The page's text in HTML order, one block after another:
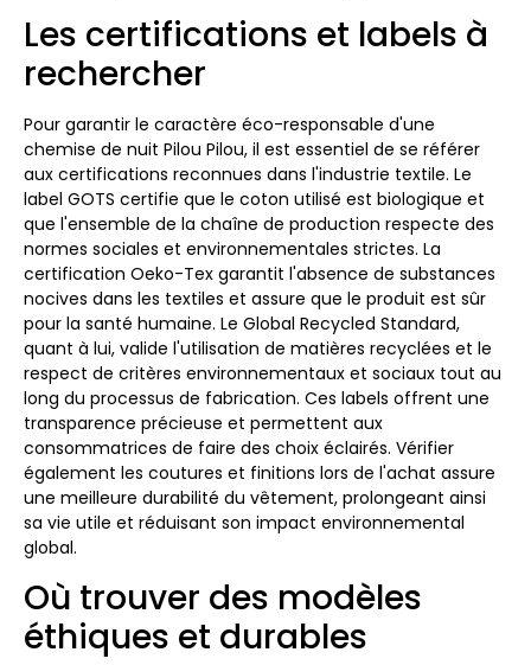
Les certifications et labels à
rechercher
Pour garantir le caractère éco-responsable d'une
chemise de nuit Pilou Pilou, il est essentiel de se référer
aux certifications reconnues dans l'industrie textile. Le
label GOTS certifie que le coton utilisé est biologique et
que l'ensemble de la chaîne de production respecte des
normes sociales et environnementales strictes. La
certification Oeko-Tex garantit l'absence de substances
nocives dans les textiles et assure que le produit est sûr
pour la santé humaine. Le Global Recycled Standard,
quant à lui, valide l'utilisation de matières recyclées et le
respect de critères environnementaux et sociaux tout au
long du processus de fabrication. Ces labels offrent une
transparence précieuse et permettent aux
consommatrices de faire des choix éclairés. Vérifier
également les coutures et finitions lors de l'achat assure
une meilleure durabilité du vêtement, prolongeant ainsi
sa vie utile et réduisant son impact environnemental
global.
Où trouver des modèles
éthiques et durables